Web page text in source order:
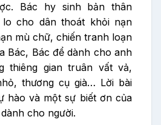
Bác hy sinh bản thân
lo cho dân thoát khỏi nạn
mù chữ, chiến tranh loạn
Bác, Bác để dành cho anh
thiêng gian truân vất vả,
thương cụ già… Lời bài
hào và một sự biết ơn của
cho người.